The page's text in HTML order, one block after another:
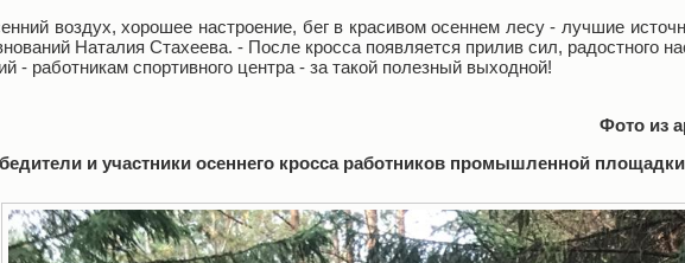
воздух, хорошее настроение, бег в красивом осеннем лесу - лучшие
Наталия Стахеева. - После кросса появляется прилив сил, радостного
- работникам спортивного центра - за такой полезный выходной!
Фото из
и участники осеннего кросса работников промышленной